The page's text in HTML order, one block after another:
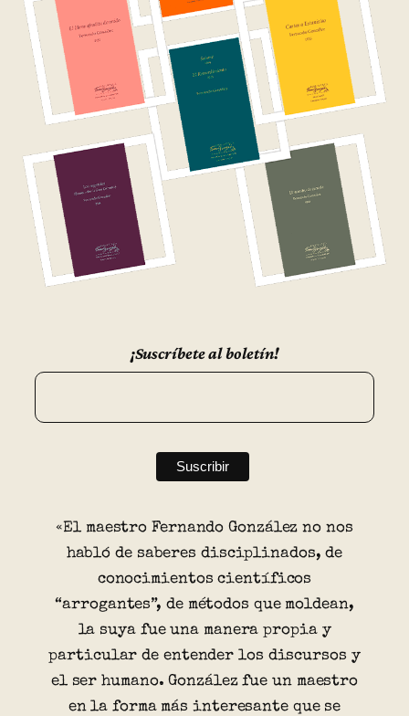
¡Suscríbete al boletín!
«El maestro Fernando González no nos
habló de saberes disciplinados, de
conocimientos científicos
“arrogantes”, de métodos que moldean,
la suya fue una manera propia y
particular de entender los discursos y
el ser humano. González fue un maestro
en la forma más interesante que se